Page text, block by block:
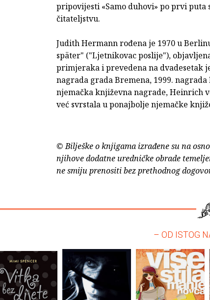
pripovijesti «Samo duhovi» po prvi
čitateljstvu.
Judith Hermann rođena je 1970 u
später" ("Ljetnikovac poslije"),
primjeraka i prevedena na dvadesetak
nagrada grada Bremena, 1999.
njemačka književna nagrade, Heinrich
već svrstala u ponajbolje njemačke
© Bilješke o knjigama izrađene su na
njihove dodatne uredničke obrade
ne smiju prenositi bez prethodnog
– OD ISTOG